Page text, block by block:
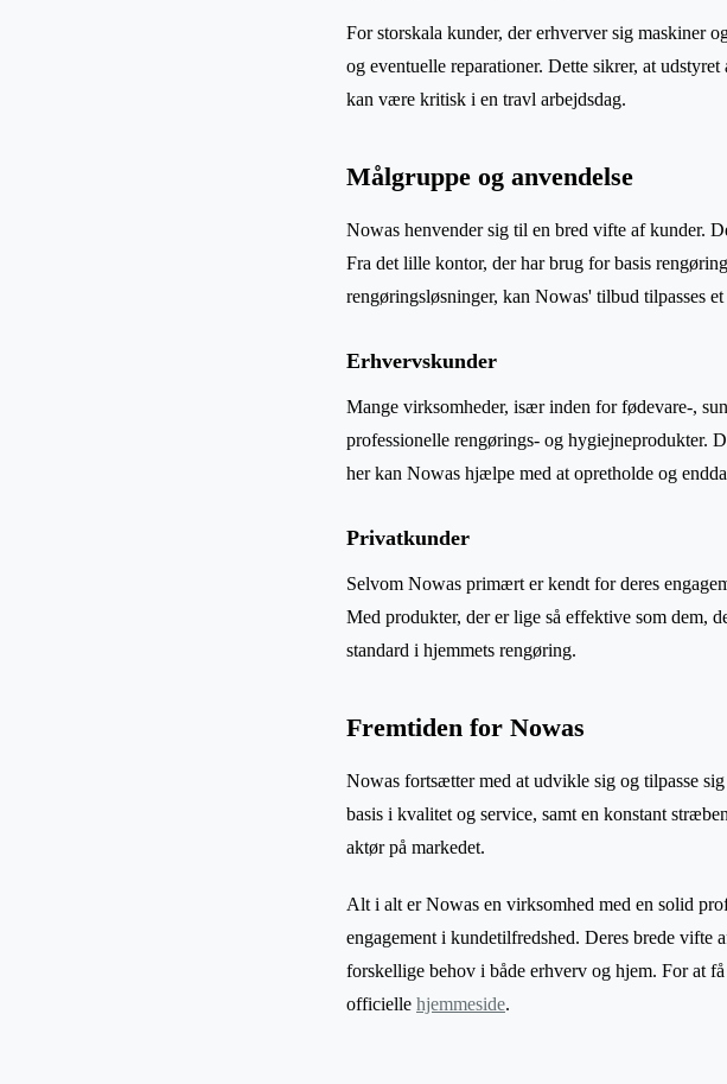
For storskala kunder, der erhverver sig maskiner
og eventuelle reparationer. Dette sikrer, at
kan være kritisk i en travl arbejdsdag.
Målgruppe og anvendelse
Nowas henvender sig til en bred vifte af kunder.
Fra det lille kontor, der har brug for basis
rengøringsløsninger, kan Nowas' tilbud tilpasses
Erhvervskunder
Mange virksomheder, især inden for fødevare-,
professionelle rengørings- og hygiejneprodukter.
her kan Nowas hjælpe med at opretholde og
Privatkunder
Selvom Nowas primært er kendt for deres
Med produkter, der er lige så effektive som dem,
standard i hjemmets rengøring.
Fremtiden for Nowas
Nowas fortsætter med at udvikle sig og tilpasse
basis i kvalitet og service, samt en konstant
aktør på markedet.
Alt i alt er Nowas en virksomhed med en solid
engagement i kundetilfredshed. Deres brede vifte
forskellige behov i både erhverv og hjem. For at
officielle hjemmeside.